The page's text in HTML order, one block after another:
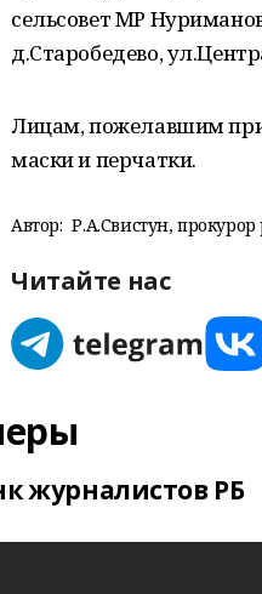
сельсовет МР
д.Старобедево,
Лицам, пожелавшим
маски и перчатки.
Автор: Р.А.Свистун, прокурор
Читайте нас
журналистов РБ